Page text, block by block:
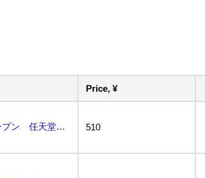
Price, ¥
ほぼ未使用・美品【箱・説明書・はがき付属】ゴルフッ子オープン 任天堂 ファミコン Nintendo ... 510